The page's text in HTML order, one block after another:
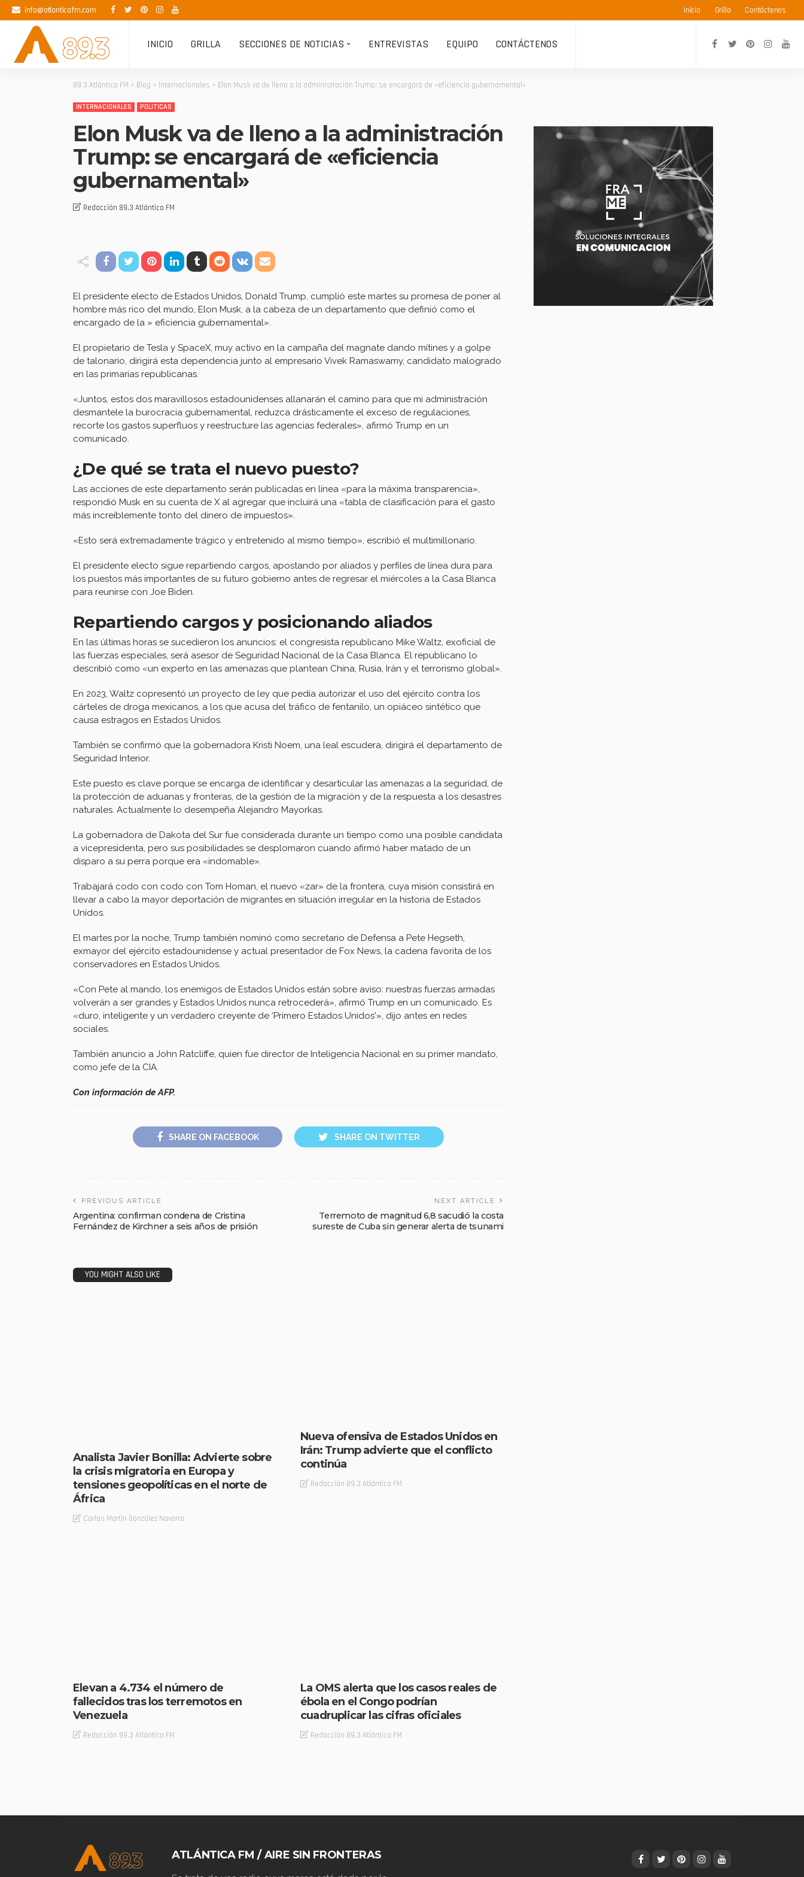
info@atlanticafm.com Inicio Grilla Contáctenos
INICIO GRILLA SECCIONES DE NOTICIAS ENTREVISTAS EQUIPO CONTÁCTENOS
89.3 Atlántica FM > Blog > Internacionales > Elon Musk va de lleno a la administración Trump: se encargará de «eficiencia gubernamental»
INTERNACIONALES POLITICAS
Elon Musk va de lleno a la administración
Trump: se encargará de «eficiencia
gubernamental»
Redacción 89.3 Atlántica FM
El presidente electo de Estados Unidos, Donald Trump, cumplió este martes su promesa de poner al
hombre más rico del mundo, Elon Musk, a la cabeza de un departamento que definió como el
encargado de la » eficiencia gubernamental».
El propietario de Tesla y SpaceX, muy activo en la campaña del magnate dando mítines y a golpe
de talonario, dirigirá esta dependencia junto al empresario Vivek Ramaswamy, candidato malogrado
en las primarias republicanas.
«Juntos, estos dos maravillosos estadounidenses allanarán el camino para que mi administración
desmantele la burocracia gubernamental, reduzca drásticamente el exceso de regulaciones,
recorte los gastos superfluos y reestructure las agencias federales», afirmó Trump en un
comunicado.
¿De qué se trata el nuevo puesto?
Las acciones de este departamento serán publicadas en línea «para la máxima transparencia»,
respondió Musk en su cuenta de X al agregar que incluirá una «tabla de clasificación para el gasto
más increíblemente tonto del dinero de impuestos».
«Esto será extremadamente trágico y entretenido al mismo tiempo», escribió el multimillonario.
El presidente electo sigue repartiendo cargos, apostando por aliados y perfiles de línea dura para
los puestos más importantes de su futuro gobierno antes de regresar el miércoles a la Casa Blanca
para reunirse con Joe Biden.
Repartiendo cargos y posicionando aliados
En las últimas horas se sucedieron los anuncios: el congresista republicano Mike Waltz, exoficial de
las fuerzas especiales, será asesor de Seguridad Nacional de la Casa Blanca. El republicano lo
describió como «un experto en las amenazas que plantean China, Rusia, Irán y el terrorismo global».
En 2023, Waltz copresentó un proyecto de ley que pedía autorizar el uso del ejército contra los
cárteles de droga mexicanos, a los que acusa del tráfico de fentanilo, un opiáceo sintético que
causa estragos en Estados Unidos.
También se confirmó que la gobernadora Kristi Noem, una leal escudera, dirigirá el departamento de
Seguridad Interior.
Este puesto es clave porque se encarga de identificar y desarticular las amenazas a la seguridad, de
la protección de aduanas y fronteras, de la gestión de la migración y de la respuesta a los desastres
naturales. Actualmente lo desempeña Alejandro Mayorkas.
La gobernadora de Dakota del Sur fue considerada durante un tiempo como una posible candidata
a vicepresidenta, pero sus posibilidades se desplomaron cuando afirmó haber matado de un
disparo a su perra porque era «indomable».
Trabajará codo con codo con Tom Homan, el nuevo «zar» de la frontera, cuya misión consistirá en
llevar a cabo la mayor deportación de migrantes en situación irregular en la historia de Estados
Unidos.
El martes por la noche, Trump también nominó como secretario de Defensa a Pete Hegseth,
exmayor del ejército estadounidense y actual presentador de Fox News, la cadena favorita de los
conservadores en Estados Unidos.
«Con Pete al mando, los enemigos de Estados Unidos están sobre aviso: nuestras fuerzas armadas
volverán a ser grandes y Estados Unidos nunca retrocederá», afirmó Trump en un comunicado. Es
«duro, inteligente y un verdadero creyente de ‘Primero Estados Unidos'», dijo antes en redes
sociales.
También anuncio a John Ratcliffe, quien fue director de Inteligencia Nacional en su primer mandato,
como jefe de la CIA.
Con información de AFP.
SHARE ON FACEBOOK SHARE ON TWITTER
PREVIOUS ARTICLE
Argentina: confirman condena de Cristina
Fernández de Kirchner a seis años de prisión
NEXT ARTICLE
Terremoto de magnitud 6,8 sacudió la costa
sureste de Cuba sin generar alerta de tsunami
YOU MIGHT ALSO LIKE
Analista Javier Bonilla: Advierte sobre
la crisis migratoria en Europa y
tensiones geopolíticas en el norte de
África
Carlos Martin González Navarro
Nueva ofensiva de Estados Unidos en
Irán: Trump advierte que el conflicto
continúa
Redacción 89.3 Atlántica FM
Elevan a 4.734 el número de
fallecidos tras los terremotos en
Venezuela
Redacción 89.3 Atlántica FM
La OMS alerta que los casos reales de
ébola en el Congo podrían
cuadruplicar las cifras oficiales
Redacción 89.3 Atlántica FM
ATLÁNTICA FM / AIRE SIN FRONTERAS